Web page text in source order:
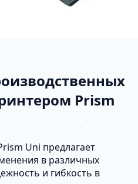
Prism
Uni предлагает
в различных
и гибкость в